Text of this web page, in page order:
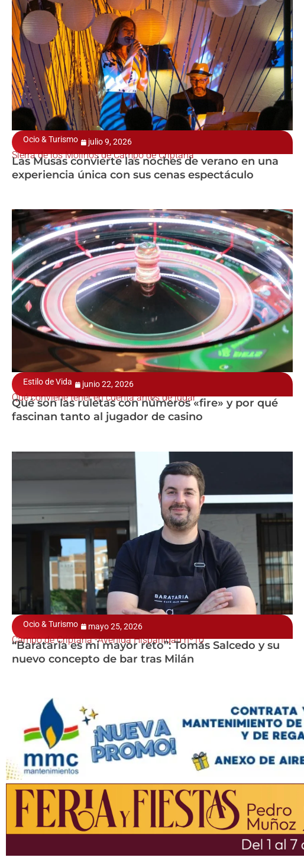
Ocio & Turismo julio 9, 2026
Sierra de los Molinos de Campo de Criptana
Las Musas convierte las noches de verano en una
experiencia única con sus cenas espectáculo
Estilo de Vida junio 22, 2026
Qué conviene tener en cuenta antes de jugar
Qué son las ruletas con números «fire» y por qué
fascinan tanto al jugador de casino
Ocio & Turismo mayo 25, 2026
Campo de Criptana -Avenida Hispanidad nº10
“Barataria es mi mayor reto”: Tomás Salcedo y su
nuevo concepto de bar tras Milán